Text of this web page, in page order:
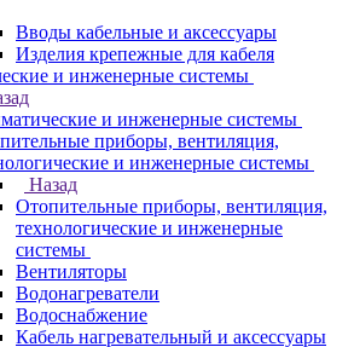
Вводы кабельные и аксессуары
Изделия крепежные для кабеля
и инженерные системы
и инженерные системы
приборы, вентиляция,
и инженерные системы
Назад
Отопительные приборы, вентиляция,
технологические и инженерные
системы
Вентиляторы
Водонагреватели
Водоснабжение
Кабель нагревательный и аксессуары